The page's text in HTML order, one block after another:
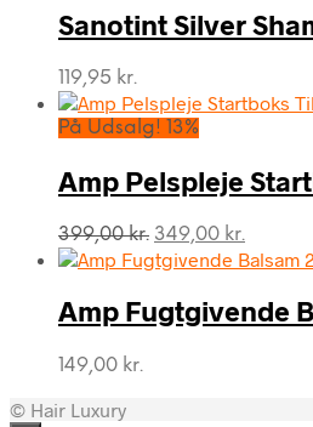
Sanotint Silver
119,95 kr.
På Udsalg! 13%
Amp Pelspleje
399,00kr. Den
oprindelige
var:
399,00 kr..
349,00 kr.
er:
349,00
Amp Fugtgivende
149,00 kr.
© Hair Luxury